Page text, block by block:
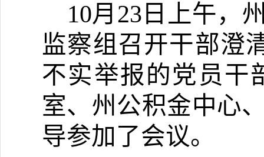
10月 23 日上午，
监察组召开干部澄
不实举报的党员干
室、 州公积金中心
导参加了会议。